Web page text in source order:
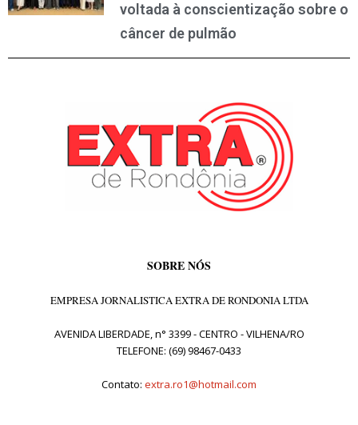
voltada à conscientização sobre o
câncer de pulmão
SOBRE NÓS
EMPRESA JORNALISTICA EXTRA DE RONDONIA LTDA
AVENIDA LIBERDADE, n° 3399 - CENTRO - VILHENA/RO
TELEFONE: (69) 98467-0433
Contato: extra.ro1@hotmail.com